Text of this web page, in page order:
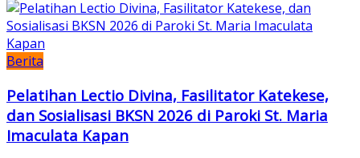
Berita
Pelatihan Lectio Divina, Fasilitator Katekese,
dan Sosialisasi BKSN 2026 di Paroki St. Maria
Imaculata Kapan